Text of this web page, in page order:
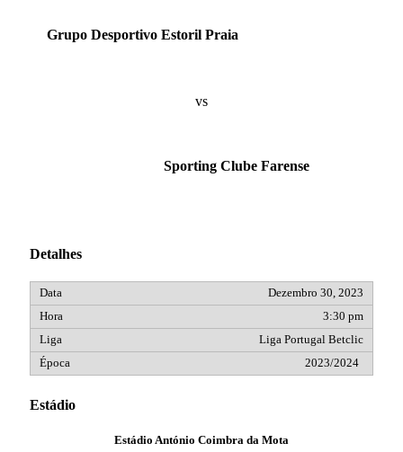
Grupo Desportivo Estoril Praia
vs
Sporting Clube Farense
Detalhes
Dezembro 30, 2023
3:30 pm
Liga Portugal Betclic
2023/2024
Estádio
Estádio António Coimbra da Mota